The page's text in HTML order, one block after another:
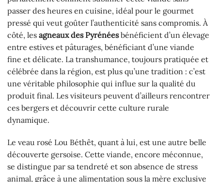
passer des heures en cuisine, idéal pour le gourmet
pressé qui veut goûter l’authenticité sans compromis. À
côté, les agneaux des Pyrénéesbénéficient d’un élevage
entre estives et pâturages, bénéficiant d’une viande
fine et délicate. La transhumance, toujours pratiquée et
célébrée dans la région, est plus qu’une tradition : c’est
une véritable philosophie qui influe sur la qualité du
produit final. Les visiteurs peuvent d’ailleurs rencontrer
ces bergers et découvrir cette culture rurale
dynamique.
Le veau rosé Lou Béthêt, quant à lui, est une autre belle
découverte gersoise. Cette viande, encore méconnue,
se distingue par sa tendreté et son absence de stress
animal, grâce à une alimentation sous la mère exclusive